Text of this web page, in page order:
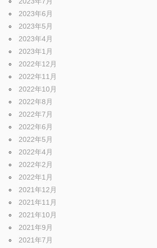
2023年6月
2023年5月
2023年4月
2023年1月
2022年12月
2022年11月
2022年10月
2022年8月
2022年7月
2022年6月
2022年5月
2022年4月
2022年2月
2022年1月
2021年12月
2021年11月
2021年10月
2021年9月
2021年7月